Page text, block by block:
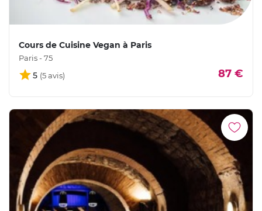
Cours de Cuisine Vegan à Paris
Paris - 75
5 87 €